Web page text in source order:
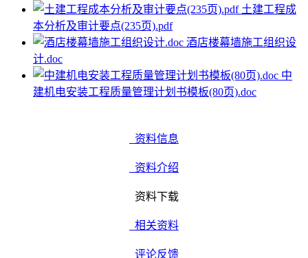
土建工程成
本分析及审计要点(235页).pdf
酒店楼幕墙施工组织设
计.doc
中
建机电安装工程质量管理计划书模板(80页).doc
资料信息
资料介绍
资料下载
相关资料
评论反馈